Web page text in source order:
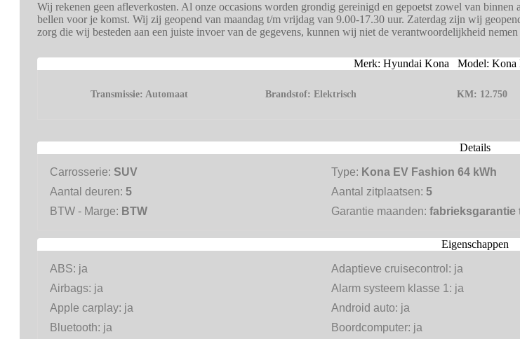
Wij rekenen geen afleverkosten. Al onze occasions worden grondig gereinigd en gepoetst zowel van
bellen voor je komst. Wij zij geopend van maandag t/m vrijdag van 9.00-17.30 uur. Zaterdag zijn wij
zorg die wij besteden aan een juiste invoer van de gegevens, kunnen wij niet de verantwoordelijkheid
Merk: Hyundai Kona Model: Kona
Transmissie: Automaat Brandstof: Elektrisch KM: 12.750
Details
Carrosserie: SUV Type: Kona EV Fashion 64 kWh
Aantal deuren: 5 Aantal zitplaatsen:5
BTW - Marge: BTW Garantie maanden:fabrieksgarantie
Eigenschappen
ABS: ja Adaptieve cruisecontrol: ja
Airbags: ja Alarm systeem klasse 1: ja
Apple carplay: ja Android auto: ja
Bluetooth: ja Boordcomputer: ja